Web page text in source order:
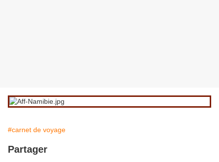
#carnet de voyage
Partager